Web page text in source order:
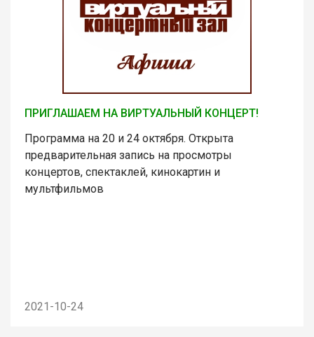
ПРИГЛАШАЕМ НА ВИРТУАЛЬНЫЙ КОНЦЕРТ!
Программа на 20 и 24 октября. Открыта
предварительная запись на просмотры
концертов, спектаклей, кинокартин и
мультфильмов
2021-10-24